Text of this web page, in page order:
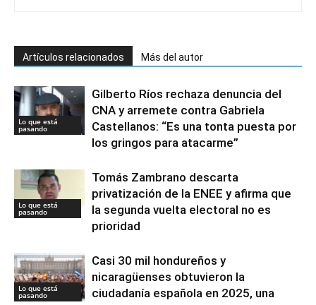
Artículos relacionados Más del autor
Lo que está
pasando
Gilberto Ríos rechaza denuncia del
CNA y arremete contra Gabriela
Castellanos: “Es una tonta puesta por
los gringos para atacarme”
Lo que está
pasando
Tomás Zambrano descarta
privatización de la ENEE y afirma que
la segunda vuelta electoral no es
prioridad
Lo que está
pasando
Casi 30 mil hondureños y
nicaragüenses obtuvieron la
ciudadanía española en 2025, una